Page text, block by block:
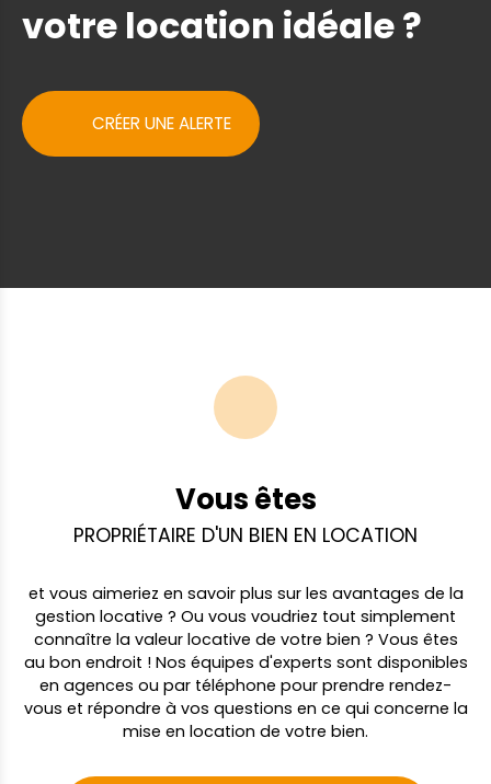
votre location idéale ?
CRÉER UNE ALERTE
Vous êtes
PROPRIÉTAIRE D'UN BIEN EN LOCATION
et vous aimeriez en savoir plus sur les avantages de la
gestion locative ? Ou vous voudriez tout simplement
connaître la valeur locative de votre bien ? Vous êtes
au bon endroit ! Nos équipes d'experts sont disponibles
en agences ou par téléphone pour prendre rendez-
vous et répondre à vos questions en ce qui concerne la
mise en location de votre bien.